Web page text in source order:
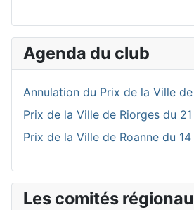
Agenda du club
Annulation du Prix de la Ville
Prix de la Ville de Riorges du
Prix de la Ville de Roanne du
Les comités